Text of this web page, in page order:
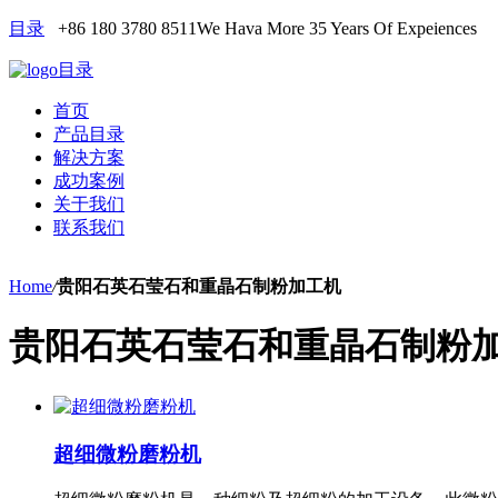
目录 +86 180 3780 8511We Hava More 35 Years Of Expeiences
目录
首页
产品目录
解决方案
成功案例
关于我们
联系我们
Home/贵阳石英石莹石和重晶石制粉加工机
贵阳石英石莹石和重晶石制粉
超细微粉磨粉机